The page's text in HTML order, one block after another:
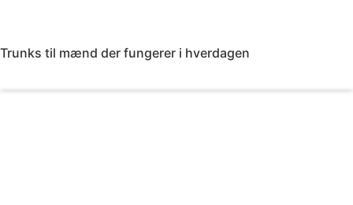
Trunks til mænd der fungerer i hverdagen